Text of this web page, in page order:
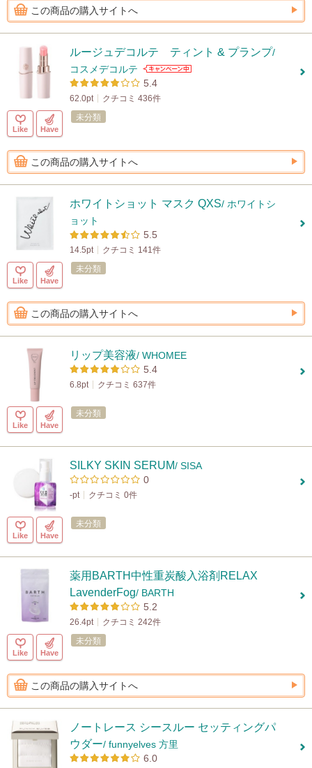
この商品の購入サイトへ
ルージュデコルテ ティント & プランプ/
コスメデコルテ
5.4
62.0pt クチコミ 436件
Like Have
未分類
この商品の購入サイトへ
ホワイトショット マスク QXS/ ホワイトシ
ョット
5.5
14.5pt クチコミ 141件
Like Have
未分類
この商品の購入サイトへ
リップ美容液/ WHOMEE
5.4
6.8pt クチコミ 637件
Like Have
未分類
SILKY SKIN SERUM/ SISA
0
-pt クチコミ 0件
Like Have
未分類
薬用BARTH中性重炭酸入浴剤RELAX
LavenderFog/ BARTH
5.2
26.4pt クチコミ 242件
Like Have
未分類
この商品の購入サイトへ
ノートレース シースルー セッティングパ
ウダー/ funnyelves 方里
6.0